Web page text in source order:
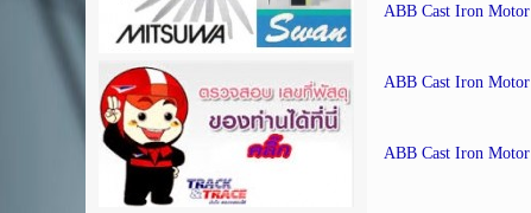
ABB Cast Iron
ABB Cast Iron
ABB Cast Iron